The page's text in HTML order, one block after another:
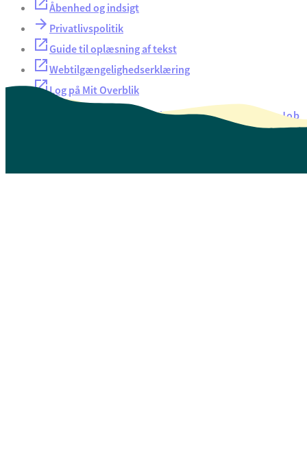
Åbenhed og indsigt
Privatlivspolitik
Guide til oplæsning af tekst
Webtilgængelighedserklæring
Log på Mit Overblik
Oversigt over selvbetjeningJob